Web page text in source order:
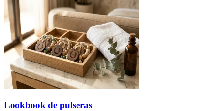
Lookbook de pulseras